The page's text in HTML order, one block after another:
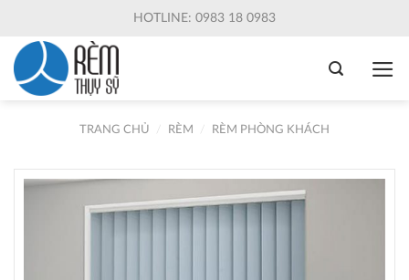
content
HOTLINE: 0983 18 0983
TRANG CHỦ RÈM RÈM PHÒNG KHÁCH